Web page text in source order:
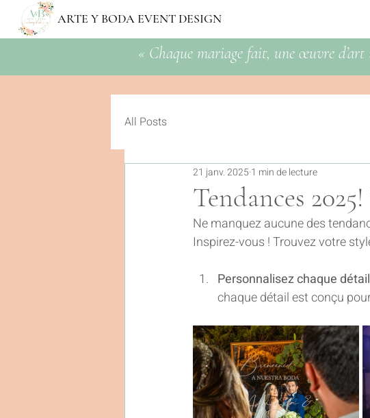
ARTE Y BODA EVENT DESIGN
« Chaque mariage fait, une œuvre d’art
All Posts
Tendances 2025!
21 janv. 2025 1 min de lecture
Ne manquez aucune des
Inspirez-vous ! Trouvez votre
Personnalisez chaque détail
chaque détail est conçu